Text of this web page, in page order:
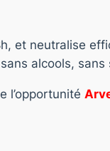
et neutralise
alcools, sans
l’opportunité